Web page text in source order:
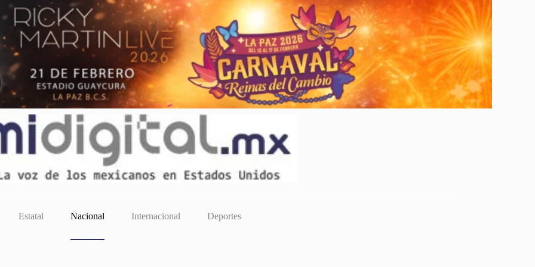
Estatal Nacional Internacional Deportes